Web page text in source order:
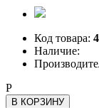
Код товара:
Наличие:
Р
В КОРЗИНУ